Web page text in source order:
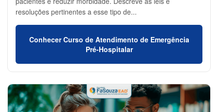
resoluções pertinentes a esse tipo de...
Conhecer Curso de Atendimento de Emergência
Pré-Hospitalar